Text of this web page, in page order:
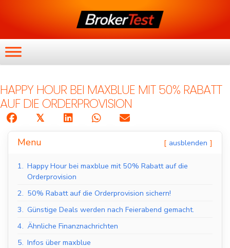
HAPPY HOUR BEI MAXBLUE MIT 50% RABATT
AUF DIE ORDERPROVISION
𝕏
Menu ausblenden
1. Happy Hour bei maxblue mit 50% Rabatt auf die
Orderprovision
2. 50% Rabatt auf die Orderprovision sichern!
3. Günstige Deals werden nach Feierabend gemacht.
4. Ähnliche Finanznachrichten
5. Infos über maxblue